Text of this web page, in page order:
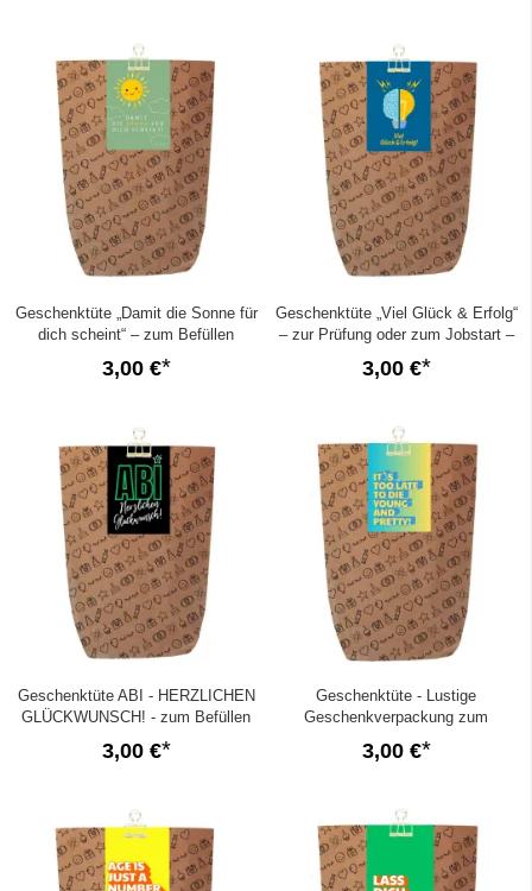
Geschenktüte „Damit die Sonne für
dich scheint“ – zum Befüllen
3,00 €
Geschenktüte „Viel Glück & Erfolg“
– zur Prüfung oder zum Jobstart –
zum Befüllen
3,00 €
Geschenktüte ABI - HERZLICHEN
GLÜCKWUNSCH! - zum Befüllen
3,00 €
Geschenktüte - Lustige
Geschenkverpackung zum
Geburtstag „It’s too late“ - zum
Befüllen
3,00 €